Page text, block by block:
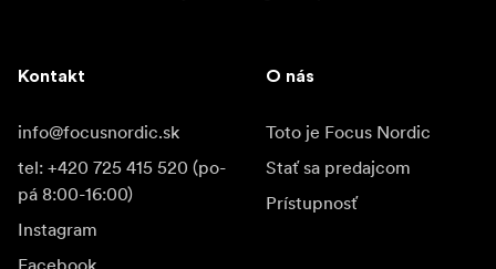
Kontakt
info@focusnordic.sk
tel: +420 725 415 520 (po-
pá 8:00-16:00)
Instagram
O nás
Toto je Focus Nordic
Stať sa predajcom
Prístupnosť